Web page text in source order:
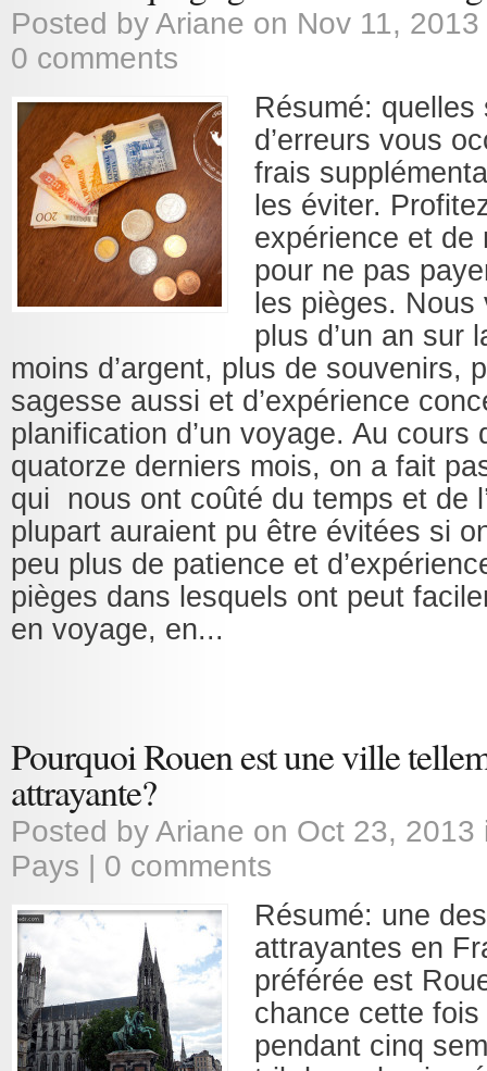
Posted byAriane on Nov 11,
0 comments
Résumé: quelles
d’erreurs vous
frais
les éviter.
expérience et de
pour ne pas
les pièges.
plus d’un an sur
moins d’argent, plus de souvenirs,
sagesse aussi et d’expérience
planification d’un voyage. Au cours
quatorze derniers mois, on a fait
qui nous ont coûté du temps et de
plupart auraient pu être évitées si
peu plus de patience et
pièges dans lesquels ont peut
en voyage, en...
Pourquoi Rouen est une ville
attrayante?
Posted byAriane on Oct 23,
Pays | 0 comments
Résumé: une
attrayantes en
préférée est
chance cette fois
pendant cinq